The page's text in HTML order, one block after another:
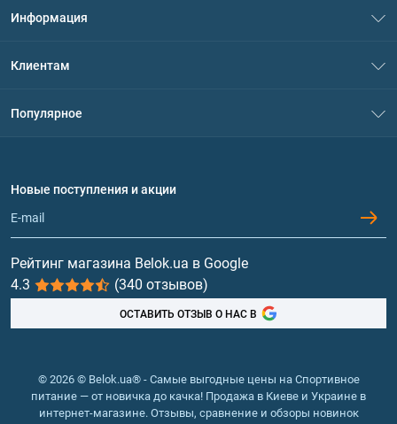
Информация
Политика конфиденциальности
Обмен и возврат
Клиентам
Популярное
Протеин
Гейнеры
Витамины и минералы
Рыбий жир, жирные кислоты
Новые поступления и акции
Рейтинг магазина Belok.ua в Google
4.3
(340 отзывов)
ОСТАВИТЬ ОТЗЫВ О НАС В
© 2026 © Belok.ua® - Самые выгодные цены на Спортивное
питание — от новичка до качка! Продажа в Киеве и Украине в
интернет-магазине. Отзывы, сравнение и обзоры новинок